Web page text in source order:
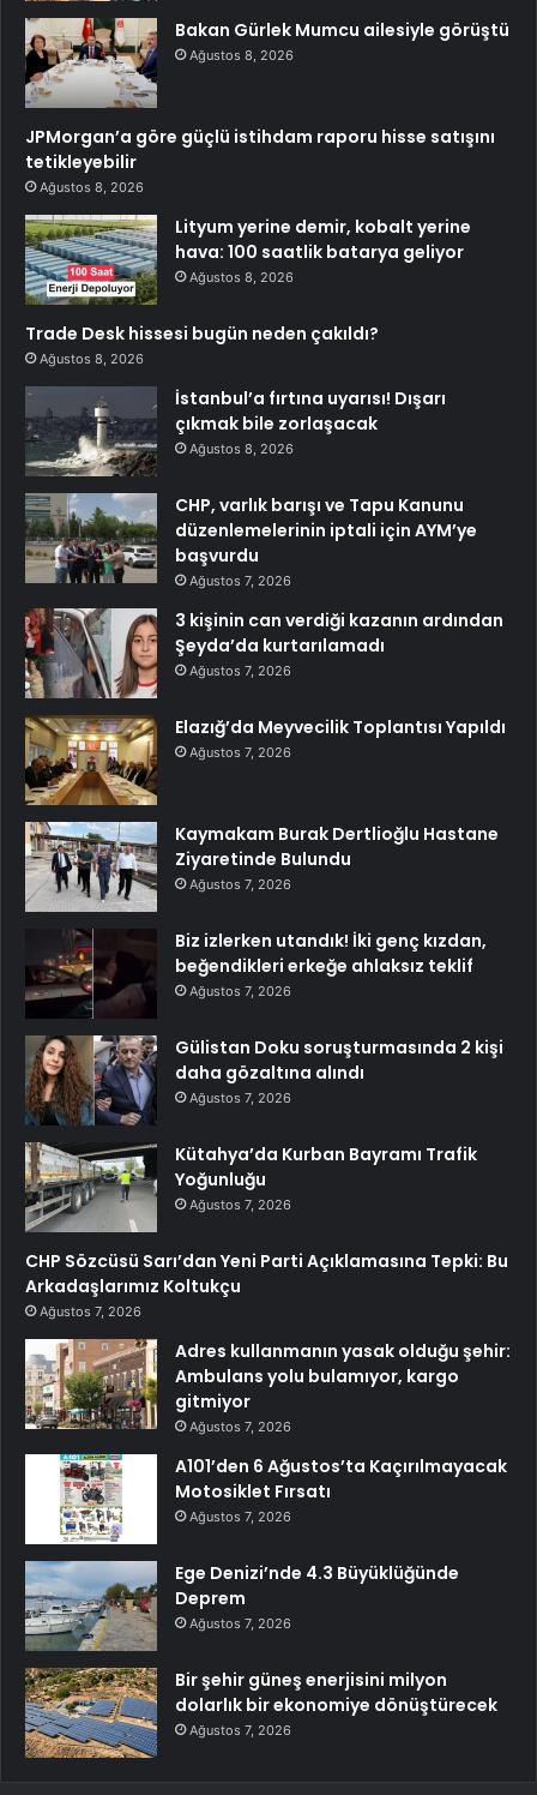
Bakan Gürlek Mumcu ailesiyle görüştü
Ağustos 8, 2026
JPMorgan’a göre güçlü istihdam raporu hisse satışını
tetikleyebilir
Ağustos 8, 2026
Lityum yerine demir, kobalt yerine
hava: 100 saatlik batarya geliyor
Ağustos 8, 2026
Trade Desk hissesi bugün neden çakıldı?
Ağustos 8, 2026
İstanbul’a fırtına uyarısı! Dışarı
çıkmak bile zorlaşacak
Ağustos 8, 2026
CHP, varlık barışı ve Tapu Kanunu
düzenlemelerinin iptali için AYM’ye
başvurdu
Ağustos 7, 2026
3 kişinin can verdiği kazanın ardından
Şeyda’da kurtarılamadı
Ağustos 7, 2026
Elazığ’da Meyvecilik Toplantısı Yapıldı
Ağustos 7, 2026
Kaymakam Burak Dertlioğlu Hastane
Ziyaretinde Bulundu
Ağustos 7, 2026
Biz izlerken utandık! İki genç kızdan,
beğendikleri erkeğe ahlaksız teklif
Ağustos 7, 2026
Gülistan Doku soruşturmasında 2 kişi
daha gözaltına alındı
Ağustos 7, 2026
Kütahya’da Kurban Bayramı Trafik
Yoğunluğu
Ağustos 7, 2026
CHP Sözcüsü Sarı’dan Yeni Parti Açıklamasına Tepki: Bu
Arkadaşlarımız Koltukçu
Ağustos 7, 2026
Adres kullanmanın yasak olduğu şehir:
Ambulans yolu bulamıyor, kargo
gitmiyor
Ağustos 7, 2026
A101’den 6 Ağustos’ta Kaçırılmayacak
Motosiklet Fırsatı
Ağustos 7, 2026
Ege Denizi’nde 4.3 Büyüklüğünde
Deprem
Ağustos 7, 2026
Bir şehir güneş enerjisini milyon
dolarlık bir ekonomiye dönüştürecek
Ağustos 7, 2026